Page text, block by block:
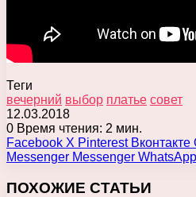
Теги
вечерний выбор платье совет
12.03.2018
0 Время чтения: 2 мин.
Facebook X Pinterest Вконтакте
Messenger Messenger WhatsApp
ПОХОЖИЕ СТАТЬИ